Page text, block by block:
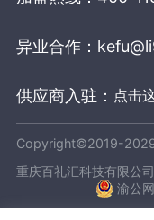
异业合作：
供应商入驻： 点击
Copyright©2019-
重庆百礼汇科技有限公
渝公